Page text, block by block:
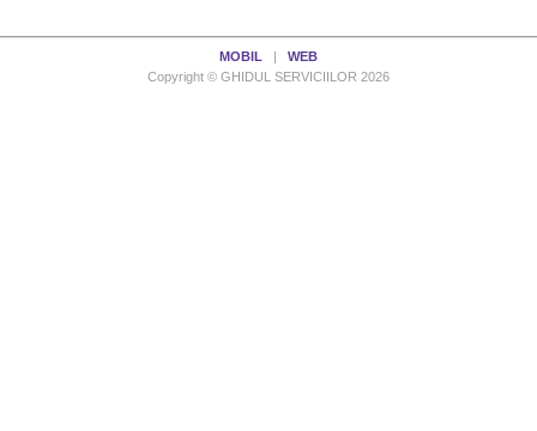
MOBIL
WEB
Copyright © GHIDUL SERVICIILOR 2026